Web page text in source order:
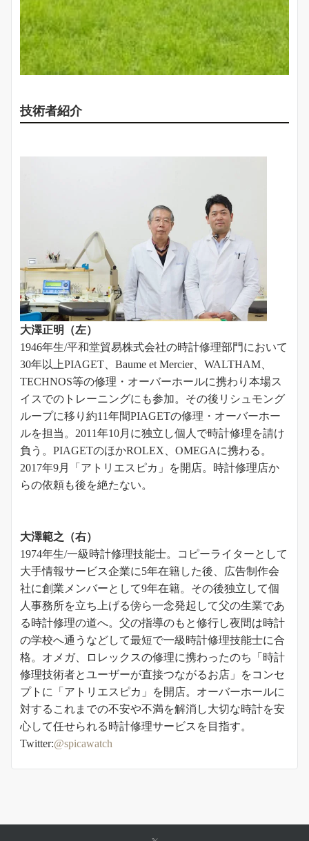
技術者紹介
大澤正明（左）
1946年生/平和堂貿易株式会社の時計修理部門において
30年以上PIAGET、Baume et Mercier、WALTHAM、
TECHNOS等の修理・オーバーホールに携わり本場ス
イスでのトレーニングにも参加。その後リシュモング
ループに移り約11年間PIAGETの修理・オーバーホー
ルを担当。2011年10月に独立し個人で時計修理を請け
負う。PIAGETのほかROLEX、OMEGAに携わる。
2017年9月「アトリエスピカ」を開店。時計修理店か
らの依頼も後を絶たない。
大澤範之（右）
1974年生/一級時計修理技能士。コピーライターとして
大手情報サービス企業に5年在籍した後、広告制作会
社に創業メンバーとして9年在籍。その後独立して個
人事務所を立ち上げる傍ら一念発起して父の生業であ
る時計修理の道へ。父の指導のもと修行し夜間は時計
の学校へ通うなどして最短で一級時計修理技能士に合
格。オメガ、ロレックスの修理に携わったのち「時計
修理技術者とユーザーが直接つながるお店」をコンセ
プトに「アトリエスピカ」を開店。オーバーホールに
対するこれまでの不安や不満を解消し大切な時計を安
心して任せられる時計修理サービスを目指す。
Twitter:@spicawatch